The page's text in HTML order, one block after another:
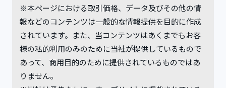
※本ページにおける取引価格、データ及びその他の情
報などのコンテンツは一般的な情報提供を目的に作成
されています。また、当コンテンツはあくまでもお客
様の私的利用のみのために当社が提供しているもので
あって、商用目的のために提供されているものではあ
りません。